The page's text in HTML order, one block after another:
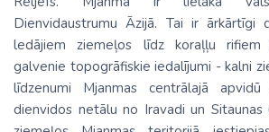
Dienvidaustrumu Āzijā. Tai ir ārkārtīgi
ledājiem ziemeļos līdz koraļļu
galvenie topogrāfiskie iedalījumi - kalni
līdzenumi Mjanmas centrālajā
dienvidos netālu no Iravadi un Sitaunas